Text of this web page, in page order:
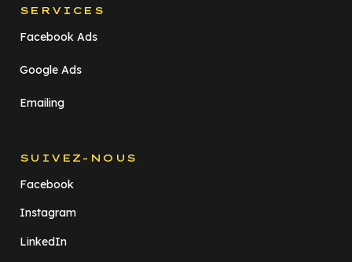
SERVICES
Facebook Ads
Google Ads
Emailing
SUIVEZ-NOUS
Facebook
Instagram
LinkedIn